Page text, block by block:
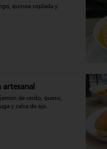
quinoa soplada y
artesanal
jamón de cerdo, queso,
y salsa de ajo.